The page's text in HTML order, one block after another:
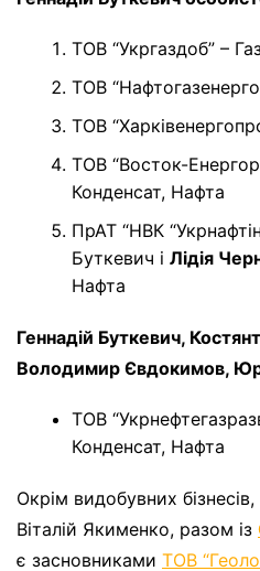
ТОВ “Укргаздоб” –
ТОВ
ТОВ
ТОВ “Восток-
Конденсат, Нафта
ПрАТ “НВК
Буткевич і Лідія
Нафта
Геннадій Буткевич,
Володимир Євдокимов,
ТОВ
Конденсат, Нафта
Окрім видобувних
Віталій Якименко, разом із
є засновниками ТОВ